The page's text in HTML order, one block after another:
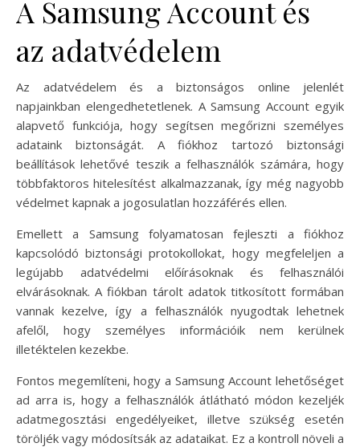
A Samsung Account és
az adatvédelem
Az adatvédelem és a biztonságos online jelenlét
napjainkban elengedhetetlenek. A Samsung Account egyik
alapvető funkciója, hogy segítsen megőrizni személyes
adataink biztonságát. A fiókhoz tartozó biztonsági
beállítások lehetővé teszik a felhasználók számára, hogy
többfaktoros hitelesítést alkalmazzanak, így még nagyobb
védelmet kapnak a jogosulatlan hozzáférés ellen.
Emellett a Samsung folyamatosan fejleszti a fiókhoz
kapcsolódó biztonsági protokollokat, hogy megfeleljen a
legújabb adatvédelmi előírásoknak és felhasználói
elvárásoknak. A fiókban tárolt adatok titkosított formában
vannak kezelve, így a felhasználók nyugodtak lehetnek
afelől, hogy személyes információik nem kerülnek
illetéktelen kezekbe.
Fontos megemlíteni, hogy a Samsung Account lehetőséget
ad arra is, hogy a felhasználók átlátható módon kezeljék
adatmegosztási engedélyeiket, illetve szükség esetén
töröljék vagy módosítsák az adataikat. Ez a kontroll növeli a